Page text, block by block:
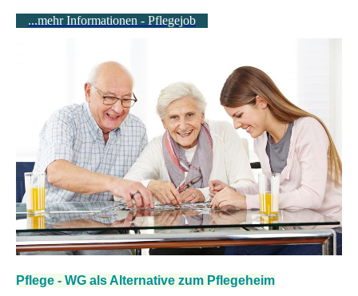
...mehr Informationen - Pflegejob
Pflege - WG als Alternative zum Pflegeheim